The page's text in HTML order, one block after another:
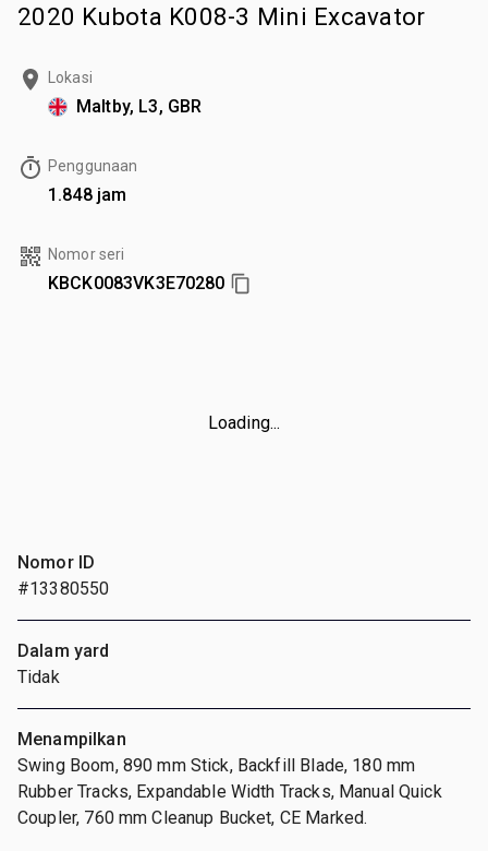
2020 Kubota K008-3 Mini Excavator
Lokasi
Maltby, L3, GBR
Penggunaan
1.848 jam
Nomor seri
KBCK0083VK3E70280
Loading...
Nomor ID
#13380550
Dalam yard
Tidak
Menampilkan
Swing Boom, 890 mm Stick, Backfill Blade, 180 mm
Rubber Tracks, Expandable Width Tracks, Manual Quick
Coupler, 760 mm Cleanup Bucket, CE Marked.